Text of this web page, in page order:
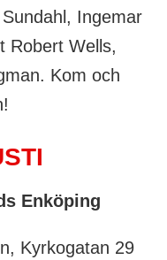
Ingemar
Robert Wells,
Kom och
Enköping
Kyrkogatan 29